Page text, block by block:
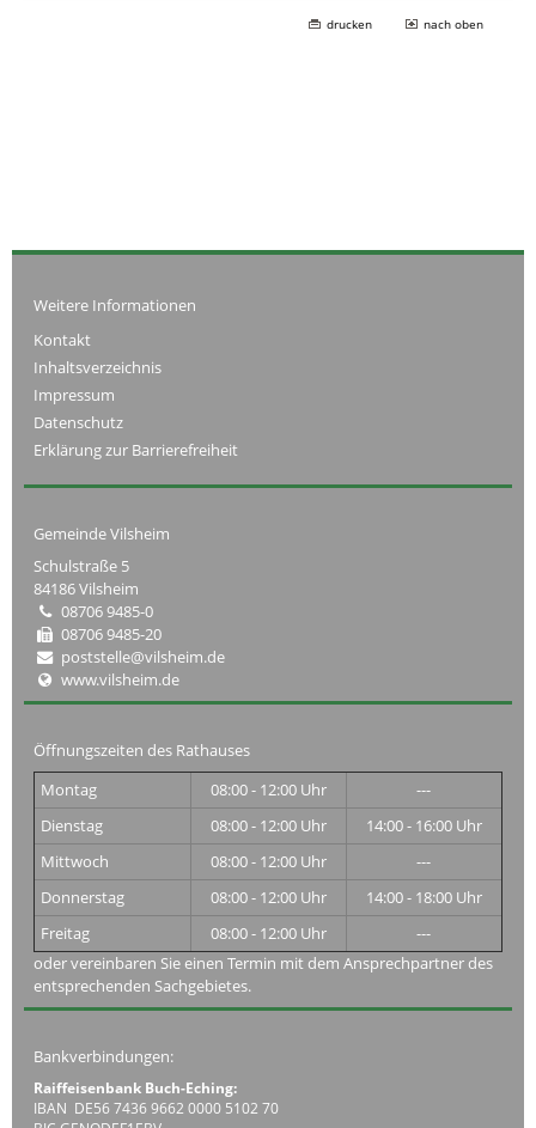
drucken nach oben
Weitere Informationen
Kontakt
Inhaltsverzeichnis
Impressum
Datenschutz
Erklärung zur Barrierefreiheit
Gemeinde Vilsheim
Schulstraße 5
84186 Vilsheim
08706 9485-0
08706 9485-20
poststelle@vilsheim.de
www.vilsheim.de
Öffnungszeiten des Rathauses
Montag
08:00 - 12:00 Uhr
---
Dienstag
08:00 - 12:00 Uhr
14:00 - 16:00 Uhr
Mittwoch
08:00 - 12:00 Uhr
---
Donnerstag
08:00 - 12:00 Uhr
14:00 - 18:00 Uhr
Freitag
08:00 - 12:00 Uhr
---
oder vereinbaren Sie einen Termin mit dem Ansprechpartner des
entsprechenden Sachgebietes.
Bankverbindungen:
Raiffeisenbank Buch-Eching:
IBAN DE56 7436 9662 0000 5102 70